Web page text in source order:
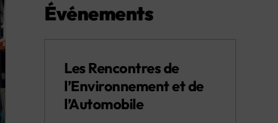
Événements
Les Rencontres de
l’Environnement et de
l’Automobile